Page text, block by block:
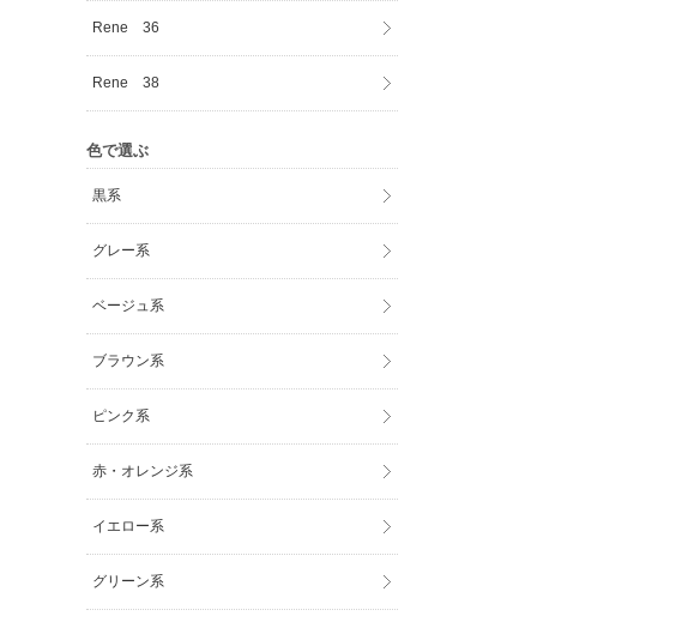
Rene 36
Rene 38
色で選ぶ
黒系
グレー系
ベージュ系
ブラウン系
ピンク系
赤・オレンジ系
イエロー系
グリーン系